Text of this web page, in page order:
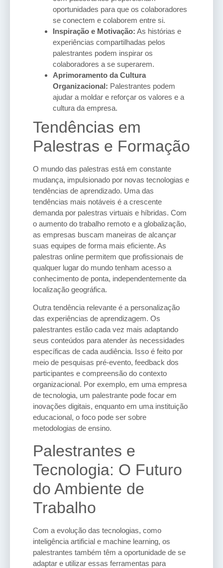
oportunidades para que os colaboradores
se conectem e colaborem entre si.
Inspiração e Motivação: As histórias e
experiências compartilhadas pelos
palestrantes podem inspirar os
colaboradores a se superarem.
Aprimoramento da Cultura
Organizacional: Palestrantes podem
ajudar a moldar e reforçar os valores e a
cultura da empresa.
Tendências em
Palestras e Formação
O mundo das palestras está em constante
mudança, impulsionado por novas tecnologias e
tendências de aprendizado. Uma das
tendências mais notáveis é a crescente
demanda por palestras virtuais e híbridas. Com
o aumento do trabalho remoto e a globalização,
as empresas buscam maneiras de alcançar
suas equipes de forma mais eficiente. As
palestras online permitem que profissionais de
qualquer lugar do mundo tenham acesso a
conhecimento de ponta, independentemente da
localização geográfica.
Outra tendência relevante é a personalização
das experiências de aprendizagem. Os
palestrantes estão cada vez mais adaptando
seus conteúdos para atender às necessidades
específicas de cada audiência. Isso é feito por
meio de pesquisas pré-evento, feedback dos
participantes e compreensão do contexto
organizacional. Por exemplo, em uma empresa
de tecnologia, um palestrante pode focar em
inovações digitais, enquanto em uma instituição
educacional, o foco pode ser sobre
metodologias de ensino.
Palestrantes e
Tecnologia: O Futuro
do Ambiente de
Trabalho
Com a evolução das tecnologias, como
inteligência artificial e machine learning, os
palestrantes também têm a oportunidade de se
adaptar e utilizar essas ferramentas para